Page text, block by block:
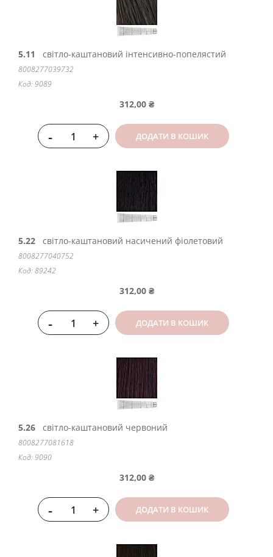
5.11 світло-каштановий інтенсивно-попелястий
8008277039732
Код: 9089
312,00 ₴
- + ДОДАТИ В КОШИК
5.22 світло-каштановий насичений фіолетовий
8008277040752
Код: 89242
312,00 ₴
- + ДОДАТИ В КОШИК
5.26 світло-каштановий червоний
8008277081618
Код: 9090
312,00 ₴
- + ДОДАТИ В КОШИК